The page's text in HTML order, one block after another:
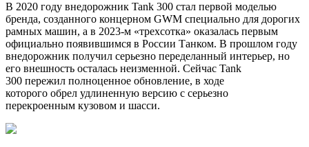
В 2020 году внедорожник Tank 300 стал первой моделью
бренда, созданного концерном GWM специально для дорогих
рамных машин, а в 2023-м «трехсотка» оказалась первым
официально появившимся в России Танком. В прошлом году
внедорожник получил серьезно переделанный интерьер, но
его внешность осталась неизменной. Сейчас Tank
300 пережил полноценное обновление, в ходе
которого обрел удлиненную версию с серьезно
перекроенным кузовом и шасси.